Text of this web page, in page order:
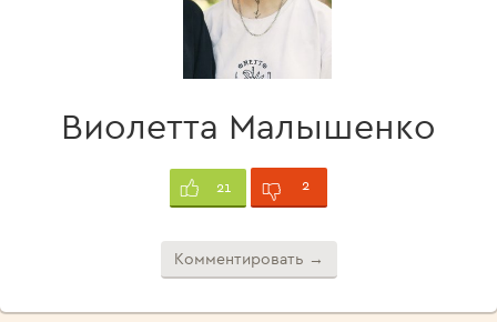
Виолетта Малышенко
21 2
Комментировать →